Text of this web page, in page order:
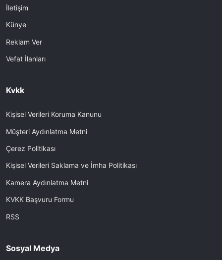
İletişim
Künye
Reklam Ver
Vefat İlanları
Kvkk
Kişisel Verileri Koruma Kanunu
Müşteri Aydınlatma Metni
Çerez Politikası
Kişisel Verileri Saklama ve İmha Politikası
Kamera Aydınlatma Metni
KVKK Başvuru Formu
RSS
Sosyal Medya